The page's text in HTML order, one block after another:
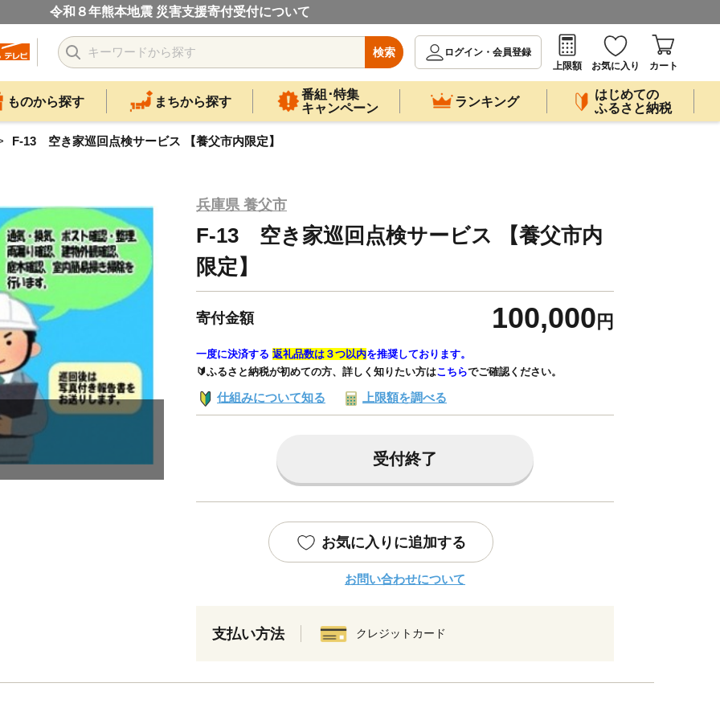
令和８年熊本地震 災害支援寄付受付について
検索
ログイン・会員登録
上限額
お気に入り カート
ものから探す まちから探す
番組･特集
キャンペーン
ランキング
はじめての
ふるさと納税
F-13 空き家巡回点検サービス 【養父市内限定】
兵庫県 養父市
F-13 空き家巡回点検サービス 【養父市内
限定】
寄付金額 100,000 円
一度に決済する 返礼品数は３つ以内を推奨しております。
🔰ふるさと納税が初めての方、詳しく知りたい方はこちらでご確認ください。
仕組みについて知る 上限額を調べる
受付終了
お気に入りに追加する
お問い合わせについて
支払い方法 クレジットカード